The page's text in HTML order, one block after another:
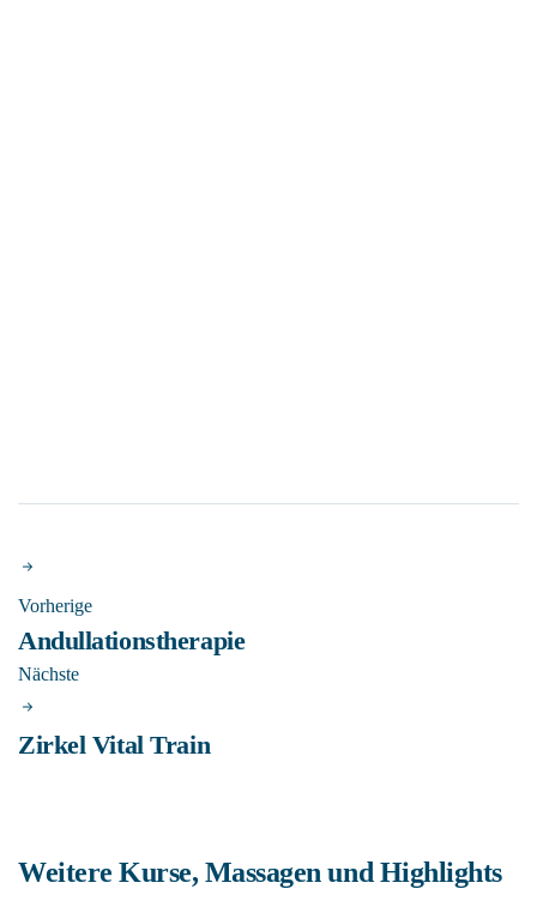
Vorherige
Andullationstherapie
Nächste
Zirkel Vital Train
Weitere Kurse, Massagen und Highlights